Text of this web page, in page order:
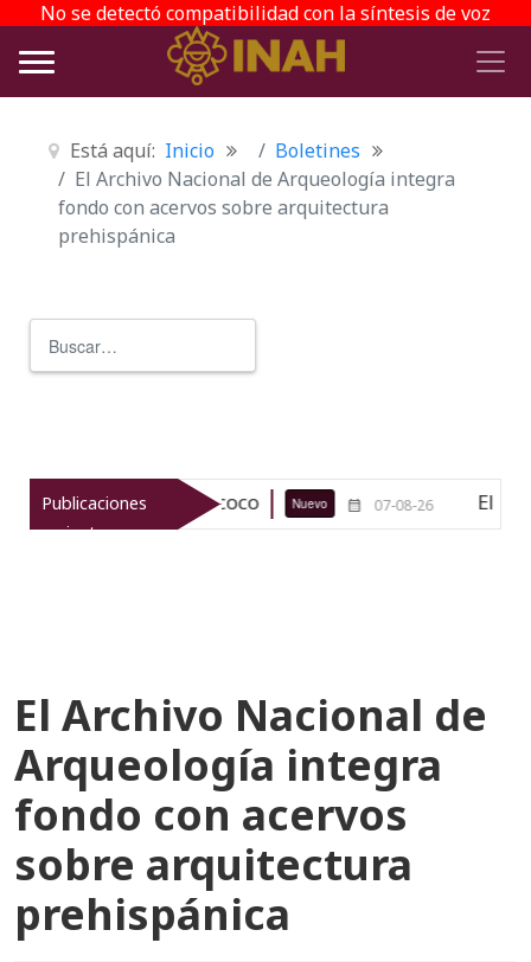
No se detectó compatibilidad con la síntesis de voz
Está aquí: Inicio
Boletines
El Archivo Nacional de Arqueología integra
fondo con acervos sobre arquitectura
prehispánica
Publicaciones
recientes
de Texcoco Nuevo 07-08-26 El viaje del
El Archivo Nacional de
Arqueología integra
fondo con acervos
sobre arquitectura
prehispánica